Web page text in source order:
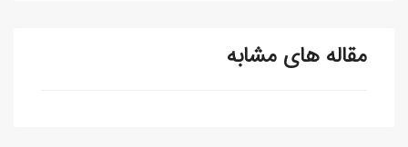
مقاله های مشابه